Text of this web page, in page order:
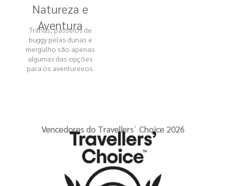
Natureza e
Aventura
Trilhas, passeios de
buggy pelas dunas e
mergulho são apenas
algumas das opções
para os aventureiros.
Vencedores do Travellers` Choice 2026